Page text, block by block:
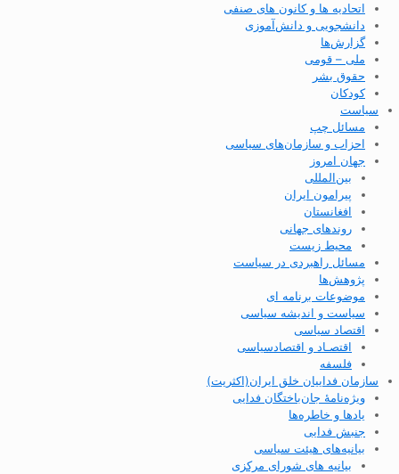
اتحادیه ها و کانون های صنفی
دانشجویی و دانش‌آموزی
گزارش‌ها
ملی – قومی
حقوق بشر
کودکان
سیاست
مسائل چپ
احزاب و سازمان‌های سیاسی
جهان امروز
بین‌المللی
پیرامون ایران
افغانستان
روندهای جهانی
محیط زیست
مسائل راهبردی در سیاست
پژوهش‌ها
موضوعات برنامه ای
سیاست و اندیشه سیاسی
اقتصاد سیاسی
اقتصـاد و اقتصاد‌سیاسی
فلسفه
سازمان فداییان خلق ایران(اکثریت)
ویژه‌نامهٔ جان‌باختگان فدایی
یادها و خاطره‌ها
جنبش فدایی
بیانیه‌های هیئت سیاسی
بیانیه های شورای مرکزی